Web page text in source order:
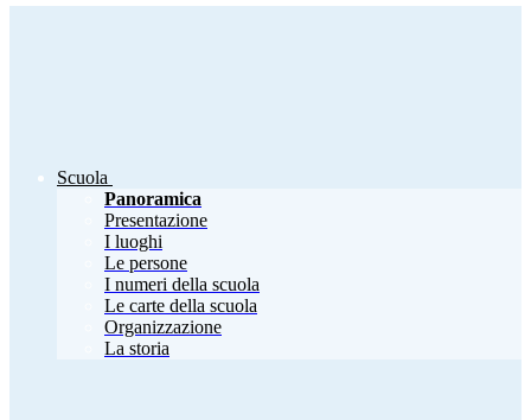
Scuola
Panoramica
Presentazione
I luoghi
Le persone
I numeri della scuola
Le carte della scuola
Organizzazione
La storia